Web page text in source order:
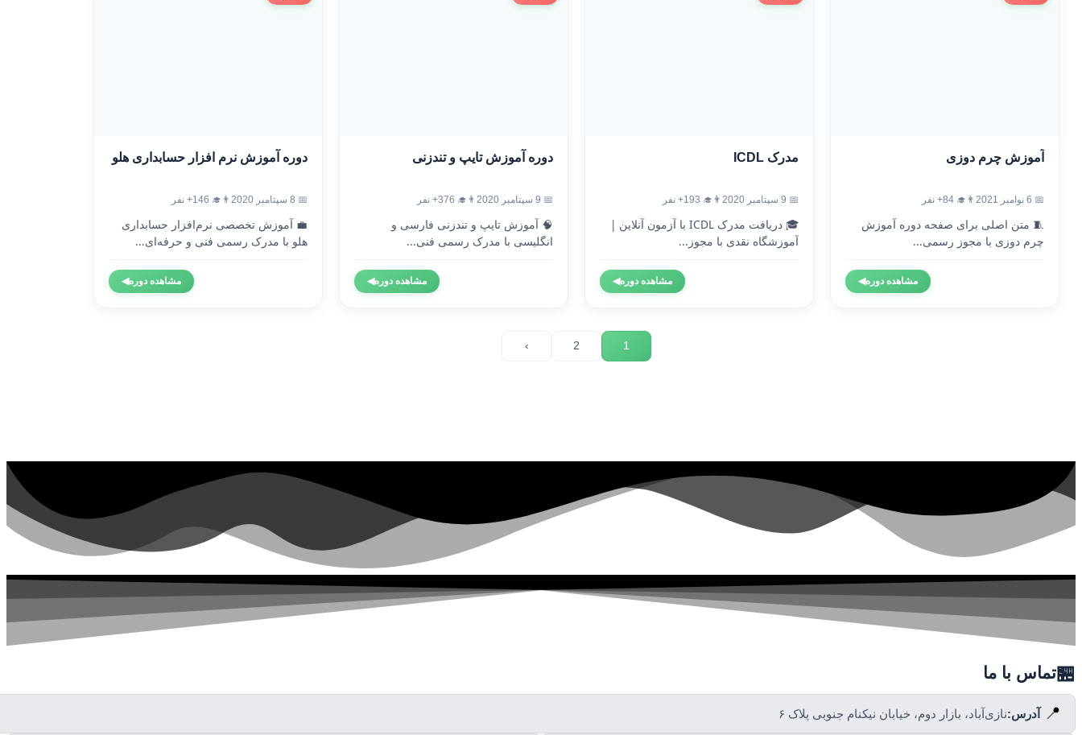
آموزش چرم دوزی
📅 6 نوامبر 2021 👨‍🎓 84+ نفر
🧵 متن اصلی برای صفحه دوره آموزش
چرم دوزی با مجوز رسمی...
مشاهده دوره◀
مدرک ICDL
📅 9 سپتامبر 2020 👨‍🎓 193+ نفر
🎓 دریافت مدرک ICDL با آزمون آنلاین |
آموزشگاه نقدی با مجوز...
مشاهده دوره◀
دوره آموزش تایپ و تندزنی
📅 9 سپتامبر 2020 👨‍🎓 376+ نفر
🧠 آموزش تایپ و تندزنی فارسی و
انگلیسی با مدرک رسمی فنی...
مشاهده دوره◀
دوره آموزش نرم افزار حسابداری هلو
📅 8 سپتامبر 2020 👨‍🎓 146+ نفر
💼 آموزش تخصصی نرم‌افزار حسابداری
هلو با مدرک رسمی فنی و حرفه‌ای...
مشاهده دوره◀
1
2
›
🏪تماس با ما
📍 آدرس:نازی‌آباد، بازار دوم، خیابان نیکنام جنوبی پلاک ۶